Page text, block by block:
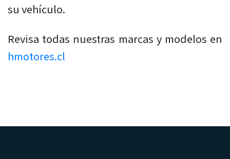
su vehículo.
Revisa todas nuestras marcas y modelos en
hmotores.cl